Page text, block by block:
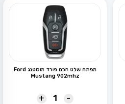
מפתח שלט חכם פורד מוסטנג Ford
Mustang 902mhz
-
+